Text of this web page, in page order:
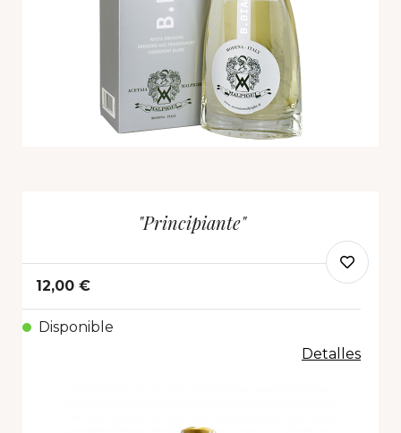
"Principiante"
12,00 €
Disponible
Detalles